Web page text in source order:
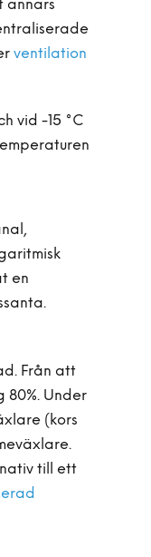
annars
ventilation
vid -15 °C
en
Från att
80%. Under
(kors
till ett